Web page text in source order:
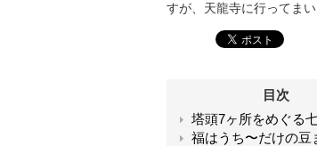
すが、天龍寺に行ってま
目次
塔頭7ヶ所をめぐる
福はうち〜だけの豆